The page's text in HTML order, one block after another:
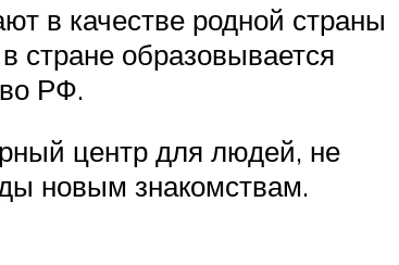
в качестве родной страны
стране образовывается
РФ.
центр для людей, не
новым знакомствам.